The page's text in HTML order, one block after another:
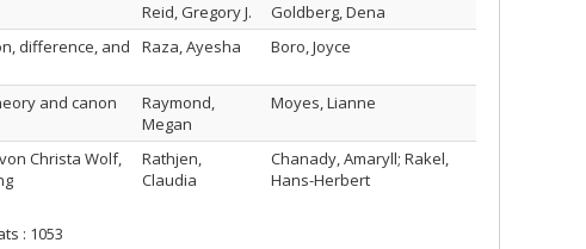
Reid, Gregory J.
Goldberg, Dena
difference, and
Raza, Ayesha Boro, Joyce
and canon
Raymond,
Megan
Moyes, Lianne
Christa Wolf,
Rathjen,
Claudia
Chanady, Amaryll; Rakel,
Hans-Herbert
: 1053